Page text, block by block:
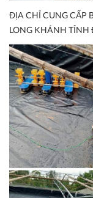
ĐỊA CHỈ CUNG CẤP
LONG KHÁNH TỈNH